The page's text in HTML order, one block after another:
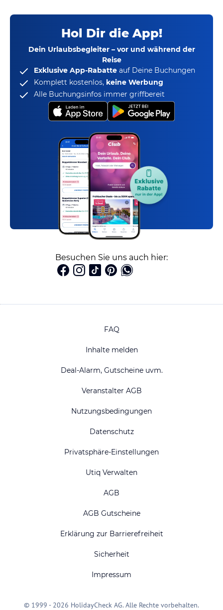
Hol Dir die App!
Dein Urlaubsbegleiter – vor und während der
Reise
Exklusive App-Rabatte auf Deine Buchungen
Komplett kostenlos, keine Werbung
Alle Buchungsinfos immer griffbereit
Besuchen Sie uns auch hier:
FAQ
Inhalte melden
Deal-Alarm, Gutscheine uvm.
Veranstalter AGB
Nutzungsbedingungen
Datenschutz
Privatsphäre-Einstellungen
Utiq Verwalten
AGB
AGB Gutscheine
Erklärung zur Barrierefreiheit
Sicherheit
Impressum
© 1999 - 2026 HolidayCheck AG. Alle Rechte vorbehalten.